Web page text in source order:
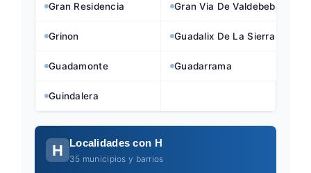
Gran Residencia Gran Via De Valdebebas
Grinon Guadalix De La Sierra
Guadamonte Guadarrama
Guindalera
H Localidades con H
35 municipios y barrios